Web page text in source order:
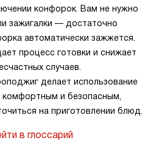
конфорок. Вам не нужно
зажигалки — достаточно
автоматически зажжется.
процесс готовки и снижает
случаев.
делает использование
комфортным и безопасным,
на приготовлении блюд.
в глоссарий